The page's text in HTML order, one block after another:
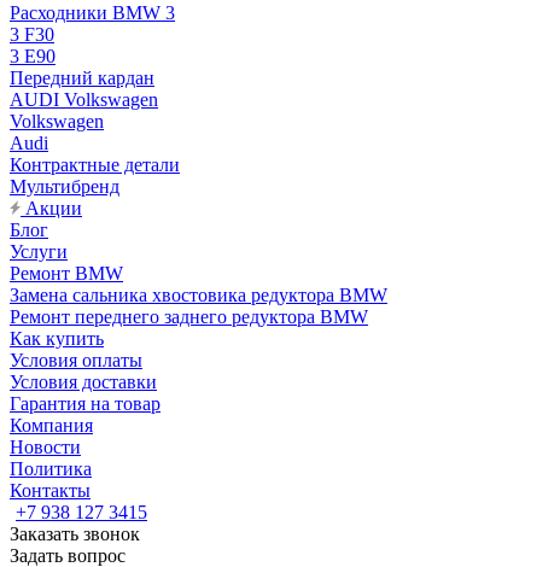
Расходники BMW 3
3 F30
3 E90
Передний кардан
AUDI Volkswagen
Volkswagen
Audi
Контрактные детали
Мультибренд
Акции
Блог
Услуги
Ремонт BMW
Замена сальника хвостовика редуктора BMW
Ремонт переднего заднего редуктора BMW
Как купить
Условия оплаты
Условия доставки
Гарантия на товар
Компания
Новости
Политика
Контакты
+7 938 127 3415
Заказать звонок
Задать вопрос